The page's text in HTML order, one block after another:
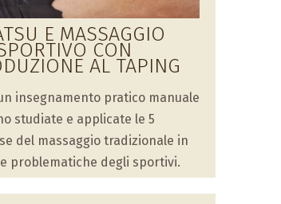
E MASSAGGIO
CON
AL TAPING
insegnamento pratico manuale
studiate e applicate le 5
del massaggio tradizionale in
problematiche degli sportivi.